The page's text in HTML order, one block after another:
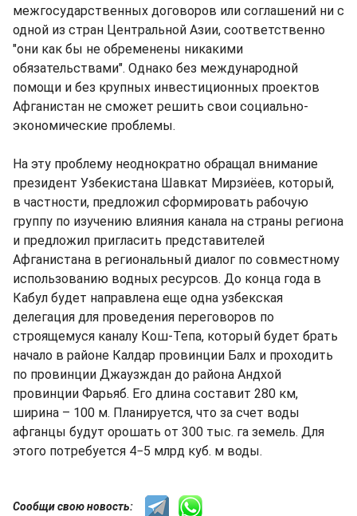
межгосударственных договоров или соглашений ни с
одной из стран Центральной Азии, соответственно
"они как бы не обременены никакими
обязательствами". Однако без международной
помощи и без крупных инвестиционных проектов
Афганистан не сможет решить свои социально-
экономические проблемы.
На эту проблему неоднократно обращал внимание
президент Узбекистана Шавкат Мирзиёев, который,
в частности, предложил сформировать рабочую
группу по изучению влияния канала на страны региона
и предложил пригласить представителей
Афганистана в региональный диалог по совместному
использованию водных ресурсов. До конца года в
Кабул будет направлена еще одна узбекская
делегация для проведения переговоров по
строящемуся каналу Кош-Тепа, который будет брать
начало в районе Калдар провинции Балх и проходить
по провинции Джаузждан до района Андхой
провинции Фарьяб. Его длина составит 280 км,
ширина – 100 м. Планируется, что за счет воды
афганцы будут орошать от 300 тыс. га земель. Для
этого потребуется 4−5 млрд куб. м воды.
Сообщи свою новость: